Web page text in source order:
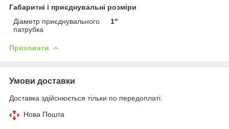
Габаритні і приєднувальні розміри
Діаметр приєднувального
патрубка
1"
Приховати
Умови доставки
Доставка здійснюється тільки по передоплаті.
Нова Пошта